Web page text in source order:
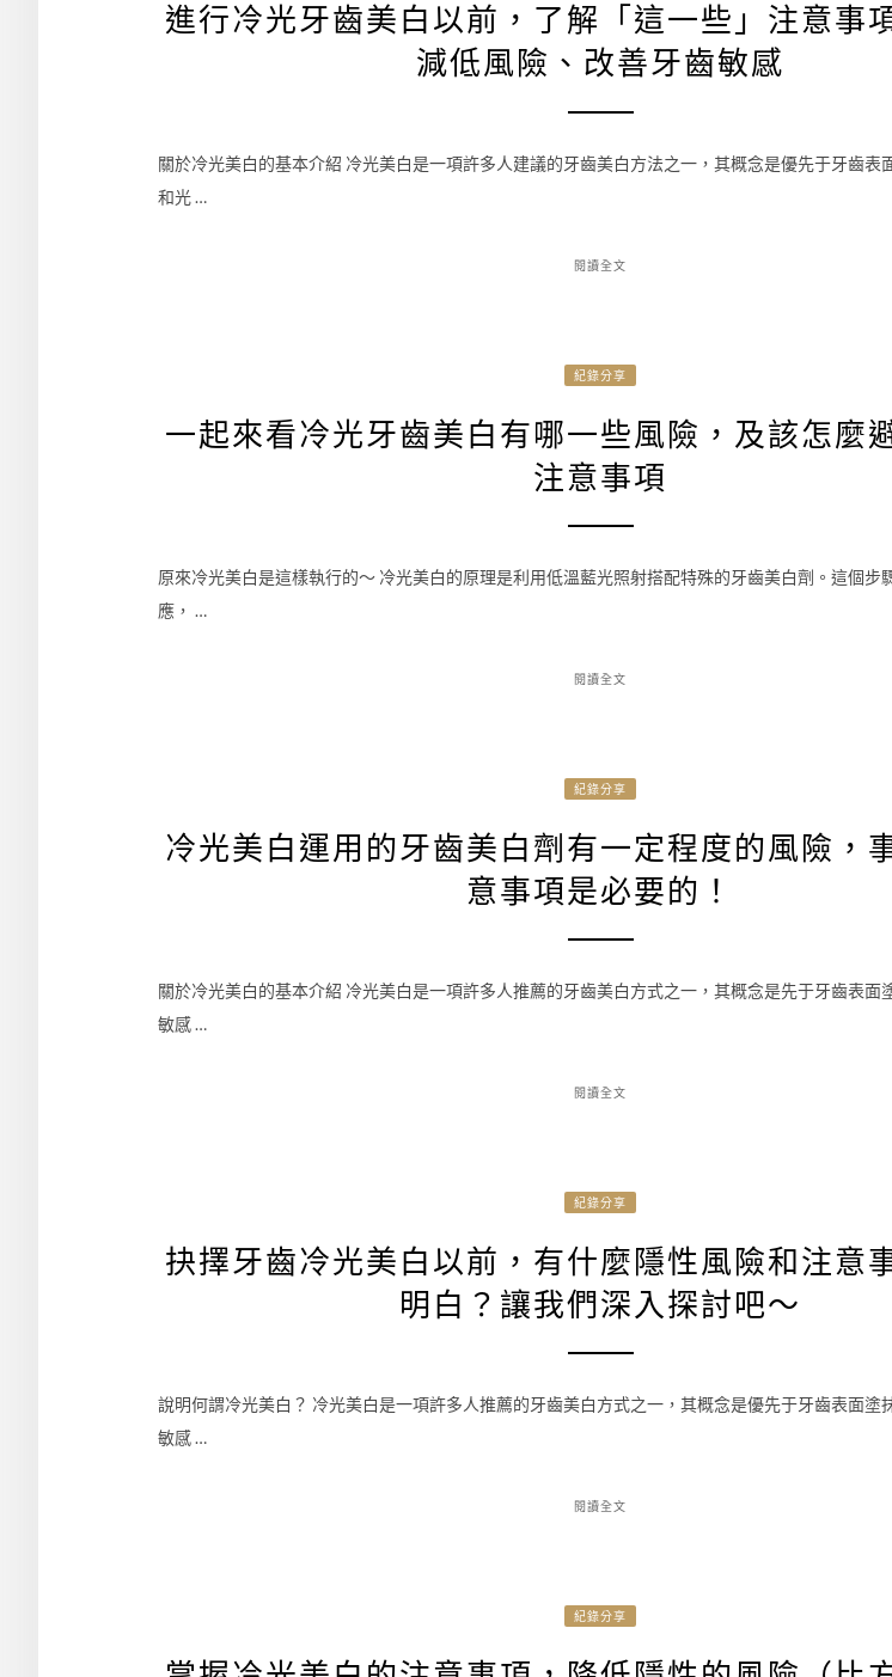
進行冷光牙齒美白以前，了解「這一些」注意事
減低風險、改善牙齒敏感
關於冷光美白的基本介紹 冷光美白是一項許多人建議的牙齒美白方法之一，其概念是優先于牙齒表
和光 …
閱讀全文
紀錄分享
一起來看冷光牙齒美白有哪一些風險，及該怎麼
注意事項
原來冷光美白是這樣執行的～ 冷光美白的原理是利用低溫藍光照射搭配特殊的牙齒美白劑。這個步
應， …
閱讀全文
紀錄分享
冷光美白運用的牙齒美白劑有一定程度的風險，
意事項是必要的！
關於冷光美白的基本介紹 冷光美白是一項許多人推薦的牙齒美白方式之一，其概念是先于牙齒表面
敏感 …
閱讀全文
紀錄分享
抉擇牙齒冷光美白以前，有什麼隱性風險和注意
明白？讓我們深入探討吧～
說明何謂冷光美白？ 冷光美白是一項許多人推薦的牙齒美白方式之一，其概念是優先于牙齒表面塗
敏感 …
閱讀全文
紀錄分享